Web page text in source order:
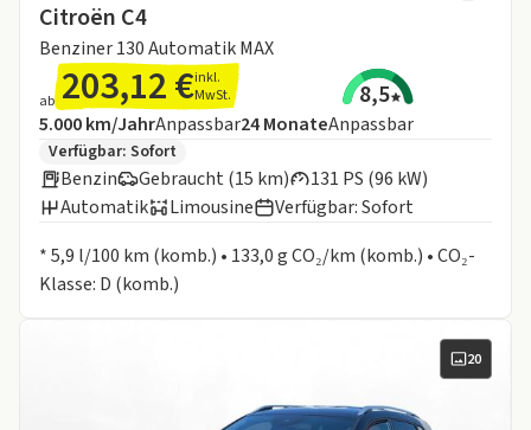
Citroën C4
Benziner 130 Automatik MAX
ab 203,12 €inkl.
MwSt.
8,5
Angebotsdetails:
Inklusive Laufleistung
5.000 km/JahrAnpassbarLaufzeit
24MonateAnpassbar
Zusätzliche Fahrzeuginformationen:
Verfügbar: Sofort
Benzin Gebraucht (15 km)
131 PS (96 kW)
Automatik
Limousine
Verfügbar: Sofort
* 5,9 l/100 km (komb.) • 133,0 g CO₂/km (komb.) • CO₂-
Klasse: D (komb.)
20